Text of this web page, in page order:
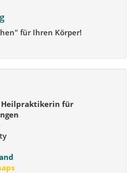
für Ihren Körper!
Heilpraktikerin für